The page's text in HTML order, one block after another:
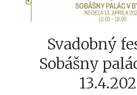
Svadobný
Sobášny